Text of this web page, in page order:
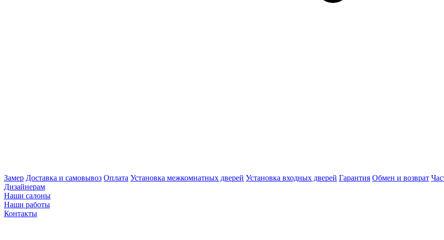
Замер Доставка и самовывоз Оплата Установка межкомнатных дверей Установка входных дверей Гарантия Обмен и возврат
Дизайнерам
Наши салоны
Наши работы
Контакты